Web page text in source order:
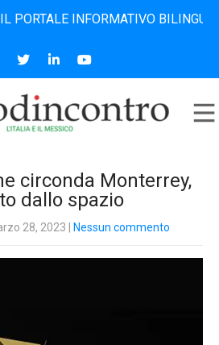
INFORMATIVO BILINGUE
circonda Monterrey,
dallo spazio
28, 2023 Nessun commento